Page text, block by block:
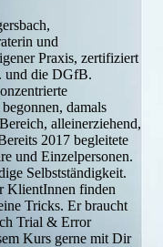
und
Praxis, zertifiziert
und die DGfB.
damals
alleinerziehend,
2017 begleitete
und Einzelpersonen.
Selbstständigkeit.
KlientInnen finden
Tricks. Er braucht
Trial & Error
Kurs gerne mit Dir